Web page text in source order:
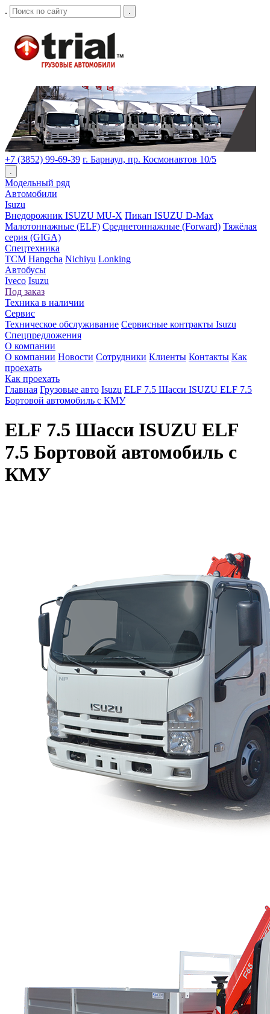
. .
+7 (3852) 99-69-39 г. Барнаул, пр. Космонавтов 10/5
.
Модельный ряд
Автомобили
Isuzu
Внедорожник ISUZU MU-X Пикап ISUZU D-Max
Малотоннажные (ELF) Среднетоннажные (Forward) Тяжёлая
серия (GIGA)
Спецтехника
TCM Hangcha Nichiyu Lonking
Автобусы
Iveco Isuzu
Под заказ
Техника в наличии
Сервис
Техническое обслуживание Сервисные контракты Isuzu
Спецпредложения
О компании
О компании Новости Сотрудники Клиенты Контакты Как
проехать
Как проехать
Главная Грузовые авто Isuzu ELF 7.5 Шасси ISUZU ELF 7.5
Бортовой автомобиль с КМУ
ELF 7.5 Шасси ISUZU ELF
7.5 Бортовой автомобиль с
КМУ